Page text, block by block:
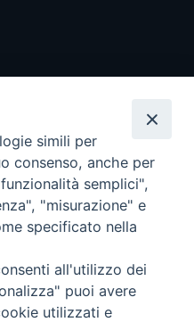
i diritti riservati - Vita
simili per
consenso, anche per
semplici",
"misurazione" e
specificato nella
all'utilizzo dei
puoi avere
utilizzati e